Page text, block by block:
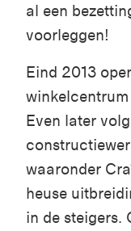
al een
voorleggen!
Eind 2013
Even later
waaronder
heuse
in de steigers.